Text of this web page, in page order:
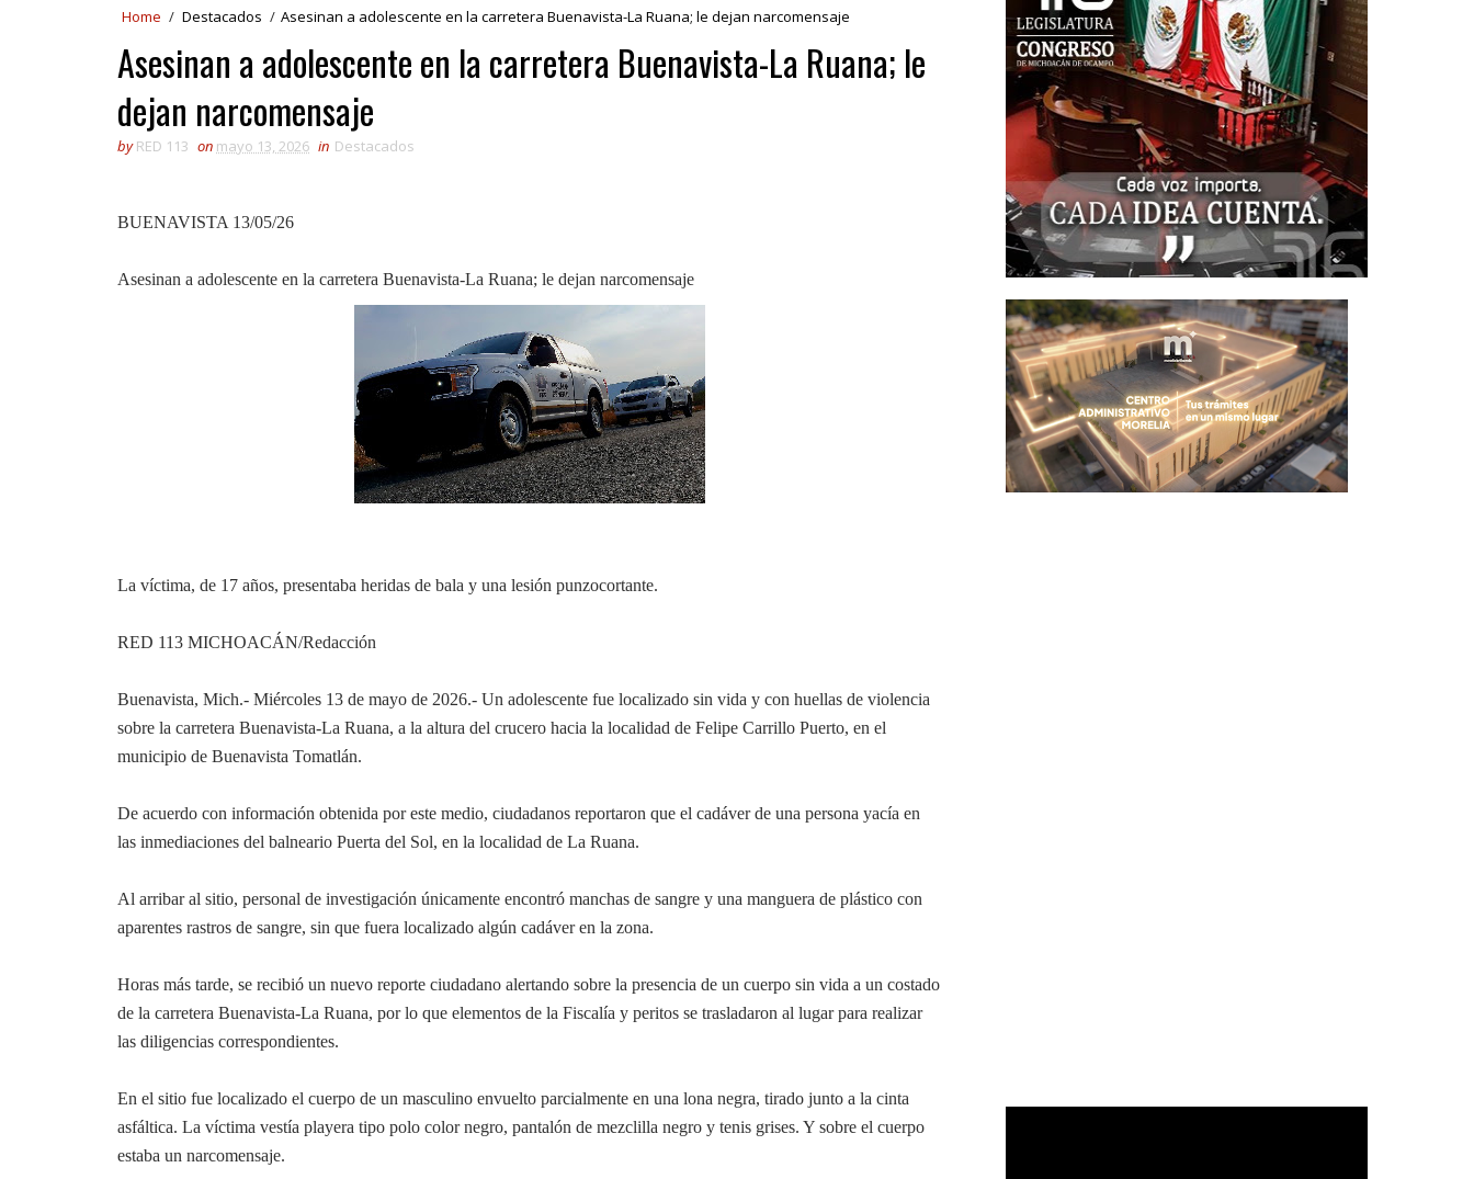
Home / Destacados / Asesinan a adolescente en la carretera Buenavista-La Ruana; le dejan narcomensaje
Asesinan a adolescente en la carretera Buenavista-La Ruana; le
dejan narcomensaje
by RED 113 on mayo 13, 2026 in Destacados
BUENAVISTA 13/05/26
Asesinan a adolescente en la carretera Buenavista-La Ruana; le dejan narcomensaje
La víctima, de 17 años, presentaba heridas de bala y una lesión punzocortante.
RED 113 MICHOACÁN/Redacción
Buenavista, Mich.- Miércoles 13 de mayo de 2026.- Un adolescente fue localizado sin vida y con huellas de violencia
sobre la carretera Buenavista-La Ruana, a la altura del crucero hacia la localidad de Felipe Carrillo Puerto, en el
municipio de Buenavista Tomatlán.
De acuerdo con información obtenida por este medio, ciudadanos reportaron que el cadáver de una persona yacía en
las inmediaciones del balneario Puerta del Sol, en la localidad de La Ruana.
Al arribar al sitio, personal de investigación únicamente encontró manchas de sangre y una manguera de plástico con
aparentes rastros de sangre, sin que fuera localizado algún cadáver en la zona.
Horas más tarde, se recibió un nuevo reporte ciudadano alertando sobre la presencia de un cuerpo sin vida a un costado
de la carretera Buenavista-La Ruana, por lo que elementos de la Fiscalía y peritos se trasladaron al lugar para realizar
las diligencias correspondientes.
En el sitio fue localizado el cuerpo de un masculino envuelto parcialmente en una lona negra, tirado junto a la cinta
asfáltica. La víctima vestía playera tipo polo color negro, pantalón de mezclilla negro y tenis grises. Y sobre el cuerpo
estaba un narcomensaje.